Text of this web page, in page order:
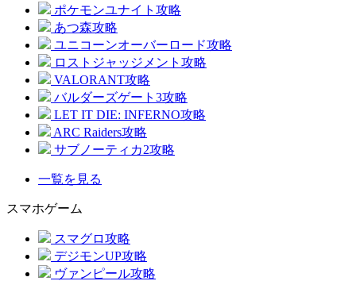
ポケモンユナイト攻略
あつ森攻略
ユニコーンオーバーロード攻略
ロストジャッジメント攻略
VALORANT攻略
バルダーズゲート3攻略
LET IT DIE: INFERNO攻略
ARC Raiders攻略
サブノーティカ2攻略
一覧を見る
スマホゲーム
スマグロ攻略
デジモンUP攻略
ヴァンピール攻略